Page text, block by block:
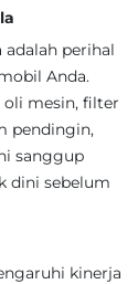
adalah perihal
Anda.
oli mesin, filter
pendingin,
sanggup
dini sebelum
kinerja